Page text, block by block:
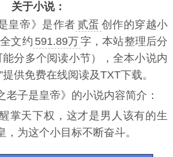
关于小说：
皇帝 》是作者 贰蛋 创作的穿越小
全文约 591.89万字，本站整理后分
分多个阅读小节），全本小说内
供免费在线阅读及TXT下载。
老子是皇帝》的小说内容简介：
掌天下权，这才是男人该有的生
为这个小目标不断奋斗。